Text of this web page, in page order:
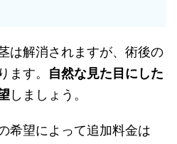
は解消されますが、術後の
ます。 自然な見た目にした
しましょう。
希望によって追加料金は